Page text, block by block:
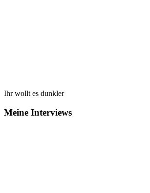
Ihr wollt es dunkler
Meine Interviews